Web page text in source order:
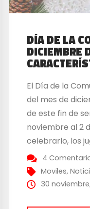
DÍA DE LA
DICIEMBRE
El Día de la
del mes de
de este fin de
noviembre al 2
celebrarlo, los
oportunidad de
de Pokémon de
como obtener
4
Moviles,
30